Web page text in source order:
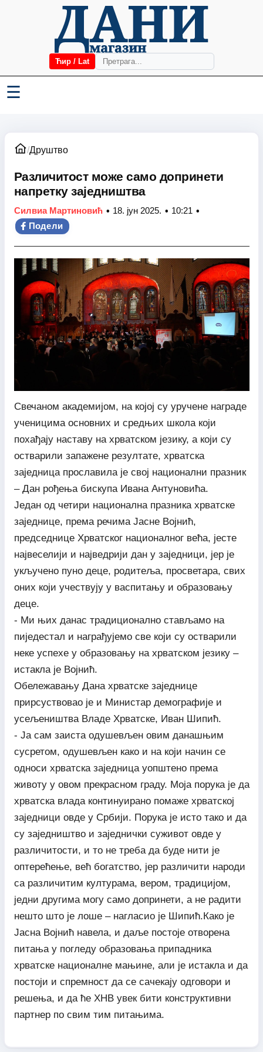
Ћир / Lat
☰
/Друштво
Различитост може само допринети
напретку заједништва
Силвиа Мартиновић • 18. јун 2025. • 10:21 •
Подели
Свечаном академијом, на којој су уручене награде
ученицима основних и средњих школа који
похађају наставу на хрватском језику, а који су
остварили запажене резултате, хрватска
заједница прославила је свој национални празник
– Дан рођења бискупа Ивана Антуновића.
Један од четири национална празника хрватске
заједнице, према речима Јасне Војнић,
председнице Хрватског националног већа, јесте
највеселији и најведрији дан у заједници, јер је
укључено пуно деце, родитеља, просветара, свих
оних који учествују у васпитању и образовању
деце.
- Ми њих данас традиционално стављамо на
пиједестал и награђујемо све који су остварили
неке успехе у образовању на хрватском језику –
истакла је Војнић.
Обележавању Дана хрватске заједнице
прирсуствовао је и Министар демографије и
усељеништва Владе Хрватске, Иван Шипић.
- Ја сам заиста одушевљен овим данашњим
сусретом, одушевљен како и на који начин се
односи хрватска заједница уопштено према
животу у овом прекрасном граду. Моја порука је да
хрватска влада континуирано помаже хрватској
заједници овде у Србији. Порука је исто тако и да
су заједништво и заједнички суживот овде у
различитости, и то не треба да буде нити је
оптерећење, већ богатство, јер различити народи
са различитим културама, вером, традицијом,
једни другима могу само допринети, а не радити
нешто што је лоше – нагласио је Шипић.Како је
Јасна Војнић навела, и даље постоје отворена
питања у погледу образовања припадника
хрватске националне мањине, али је истакла и да
постоји и спремност да се сачекају одговори и
решења, и да ће ХНВ увек бити конструктивни
партнер по свим тим питањима.